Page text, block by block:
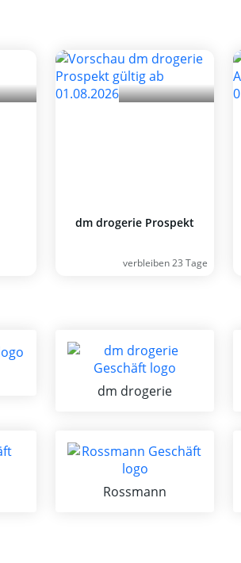
dm drogerie Prospekt
verbleiben 23 Tage
dm drogerie
Rossmann